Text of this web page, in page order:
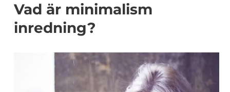
Vad är minimalism
inredning?